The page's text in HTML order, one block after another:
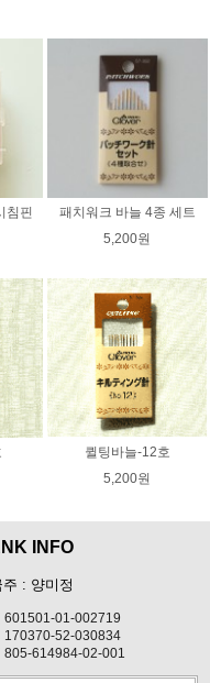
침핀
패치워크 바늘 4종 세트
5,200원
퀼팅바늘-12호
5,200원
INFO
주 : 양미정
601501-01-002719
170370-52-030834
805-614984-02-001